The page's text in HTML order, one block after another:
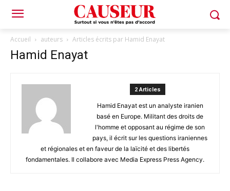
Accueil auteurs Articles écrits par Hamid Enayat
Hamid Enayat
2 Articles
Hamid Enayat est un analyste iranien
basé en Europe. Militant des droits de
l'homme et opposant au régime de son
pays, il écrit sur les questions iraniennes
et régionales et en faveur de la laïcité et des libertés
fondamentales. Il collabore avec Media Express Press Agency.